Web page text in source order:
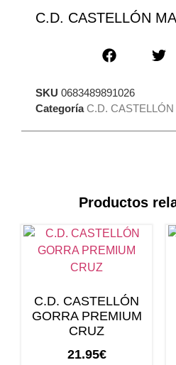
C.D. CASTELLÓN
SKU 0683489891026
Categoría C.D. CASTELLÓN
Productos
C.D. CASTELLÓN
GORRA PREMIUM
CRUZ
21.95€